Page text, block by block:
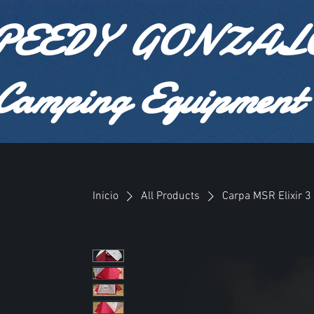
Equipment
Inicio All Products Carpa MSR Elixir 3